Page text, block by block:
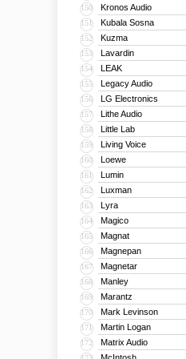
150 Kronos Audio
151 Kubala Sosna
152 Kuzma
153 Lavardin
154 LEAK
155 Legacy Audio
156 LG Electronics
157 Lithe Audio
158 Little Lab
159 Living Voice
160 Loewe
161 Lumin
162 Luxman
163 Lyra
164 Magico
165 Magnat
166 Magnepan
167 Magnetar
168 Manley
169 Marantz
170 Mark Levinson
171 Martin Logan
172 Matrix Audio